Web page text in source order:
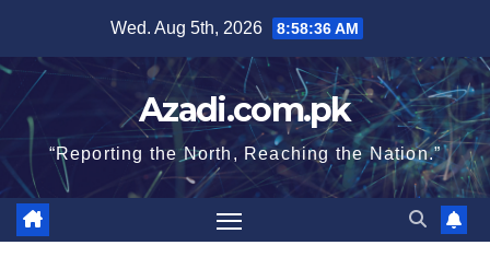
content
Wed. Aug 5th, 2026 8:58:37 AM
Azadi.com.pk
“Reporting the North, Reaching the Nation.”